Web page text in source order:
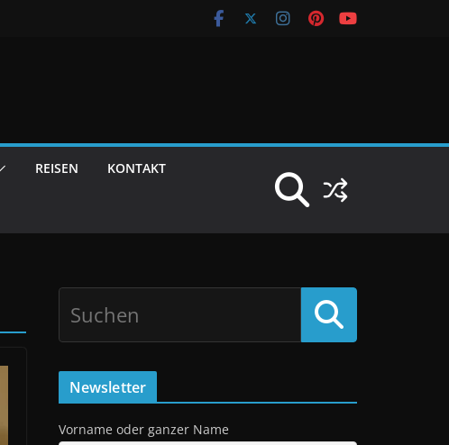
REISEN KONTAKT
Newsletter
Vorname oder ganzer Name